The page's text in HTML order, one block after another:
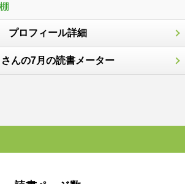
プロフィール詳細
んの7月の読書メーター